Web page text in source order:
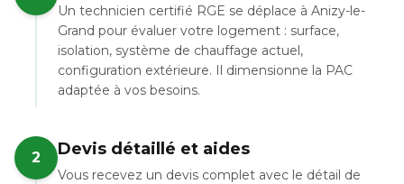
Un technicien certifié RGE se déplace à Anizy-le-
Grand pour évaluer votre logement : surface,
isolation, système de chauffage actuel,
configuration extérieure. Il dimensionne la PAC
adaptée à vos besoins.
2 Devis détaillé et aides
Vous recevez un devis complet avec le détail de